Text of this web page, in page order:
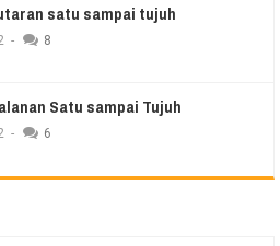
satu sampai tujuh
- 8
Satu sampai Tujuh
- 6